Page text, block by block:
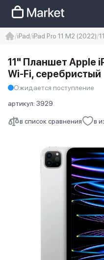
Iphone 14 pro max
iPad iPad Pro 11 M2 (2022)
в список сравнения в
11" Планшет Apple
Wi-Fi, серебристый
Ожидается поступление
артикул: 3929